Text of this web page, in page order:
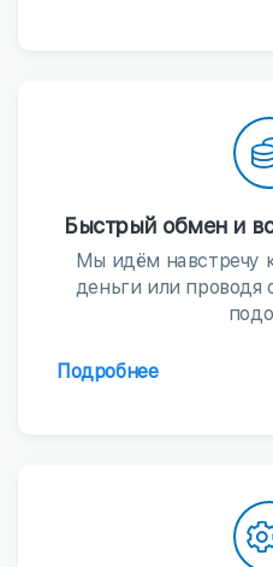
Быстрый обмен и
Мы идём навстречу
деньги или проводя
Подробнее